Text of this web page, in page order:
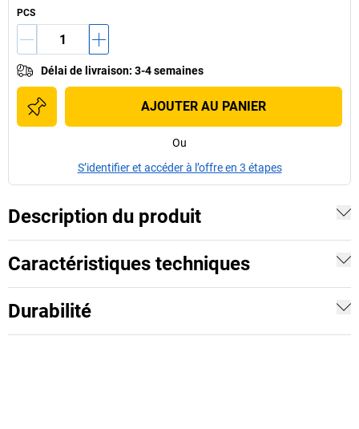
PCS
Délai de livraison: 3-4 semaines
AJOUTER AU PANIER
Ou
S’identifier et accéder à l’offre en 3 étapes
Description du produit
Caractéristiques techniques
Durabilité